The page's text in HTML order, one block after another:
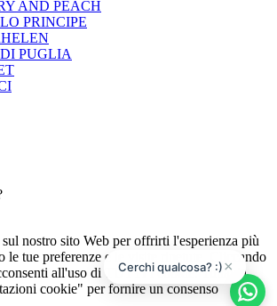
AND PEACH
PRINCIPE
PUGLIA
nostro sito Web per offrirti l'esperienza più
le tue preferenze e le visite ripetute. Cliccando
all'uso di TUTTI i cookie. Tuttavia,
cookie" per fornire un consenso
×
Cerchi qualcosa? :)